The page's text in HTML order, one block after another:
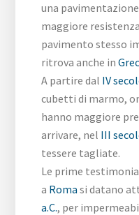
una
maggiore
pavimento stesso
ritrova anche in
A partire dal IV
cubetti di marmo,
hanno maggiore
arrivare, nel III
tessere tagliate.
Le prime
a Roma si datano
a.C., per